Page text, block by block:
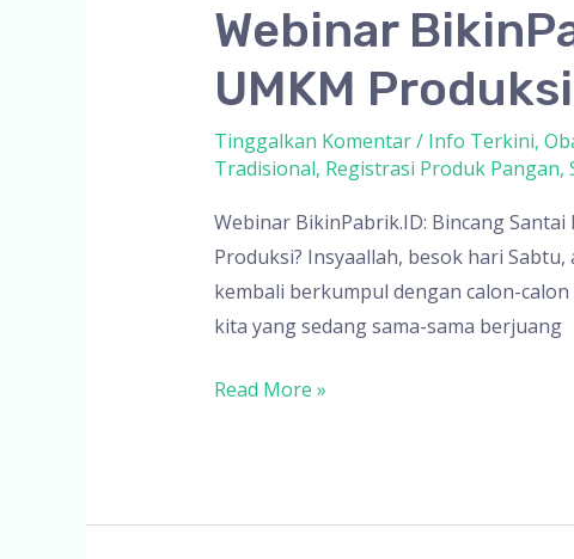
Webinar
UMKM
Tinggalkan Komentar/ Info Terkini,
Tradisional, Registrasi Produk Pangan,
Webinar BikinPabrik.ID: Bincang
Produksi? Insyaallah, besok hari
kembali berkumpul dengan calon-
kita yang sedang sama-sama berjuang
Webinar
Perizinan
Read More »